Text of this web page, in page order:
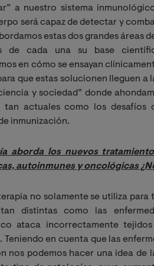
a nuestro sistema
será capaz de detectar y
estas dos grandes áreas
de cada una su base
en cómo se ensayan
que estas solucionen lleguen a
y sociedad” donde
tan actuales como los desafíos
inmunización.
aborda los nuevos
autoinmunes y oncológicas
no solamente se utiliza
distintas como las
ataca incorrectamente
Teniendo en cuenta que las
nos podemos hacer una idea de